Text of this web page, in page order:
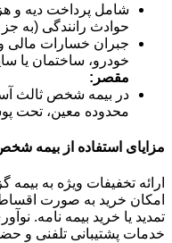
شامل پرداخت دیه و
حوادث رانندگی (به
جبران خسارات مالی
خودرو، ساختمان یا
مقصر:
در بیمه شخص ثالث
محدوده معین، تحت
مزایای استفاده از بیمه
ارائه تخفیفات ویژه به
امکان خرید به صورت
تمدید یا خرید بیمه نامه.
خدمات پشتیبانی تلفنی و